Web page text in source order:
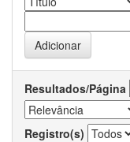
Resultados/Página
Registro(s)